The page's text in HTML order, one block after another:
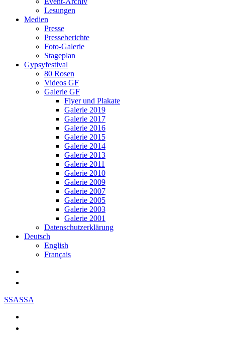
Lesungen
Medien
Presse
Presseberichte
Foto-Galerie
Stageplan
Gypsyfestival
80 Rosen
Videos GF
Galerie GF
Flyer und Plakate
Galerie 2019
Galerie 2017
Galerie 2016
Galerie 2015
Galerie 2014
Galerie 2013
Galerie 2011
Galerie 2010
Galerie 2009
Galerie 2007
Galerie 2005
Galerie 2003
Galerie 2001
Datenschutzerklärung
Deutsch
English
Français
SSASSA